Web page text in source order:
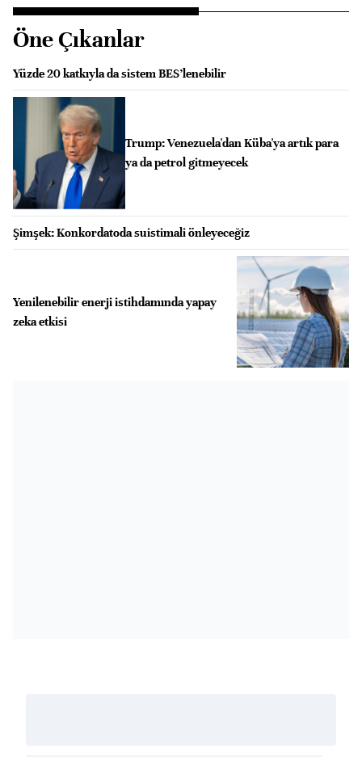
Öne Çıkanlar
Yüzde 20 katkıyla da sistem BES’lenebilir
Trump: Venezuela'dan Küba'ya artık para
ya da petrol gitmeyecek
Şimşek: Konkordatoda suistimali önleyeceğiz
Yenilenebilir enerji istihdamında yapay
zeka etkisi